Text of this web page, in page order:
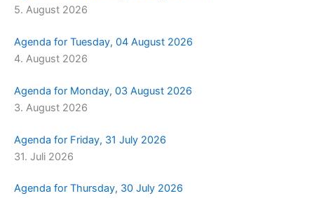
5. August 2026
Agenda for Tuesday, 04 August 2026
4. August 2026
Agenda for Monday, 03 August 2026
3. August 2026
Agenda for Friday, 31 July 2026
31. Juli 2026
Agenda for Thursday, 30 July 2026